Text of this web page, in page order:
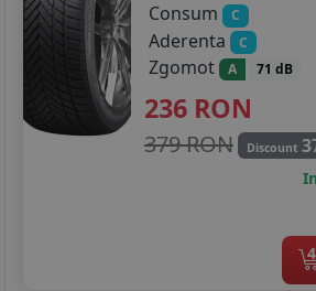
Consum
C
Aderenta C
Zgomot A 71 dB
236 RON
379 RON Discount
4